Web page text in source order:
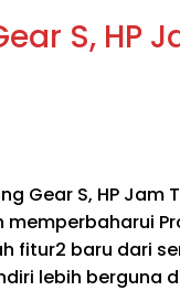
S, HP
Gear S, HP Jam
fitur2 baru dari
lebih berguna